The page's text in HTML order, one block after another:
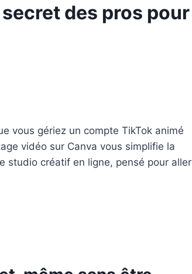
des pros pour
vous gériez un compte TikTok animé
vidéo sur Canva vous simplifie la
studio créatif en ligne, pensé pour aller